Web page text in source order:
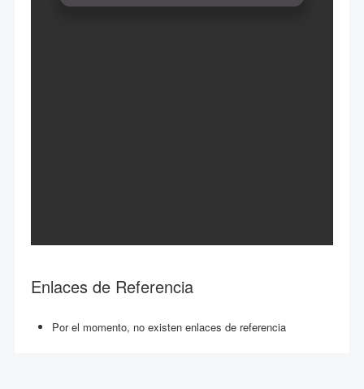
Enlaces de Referencia
Por el momento, no existen enlaces de referencia